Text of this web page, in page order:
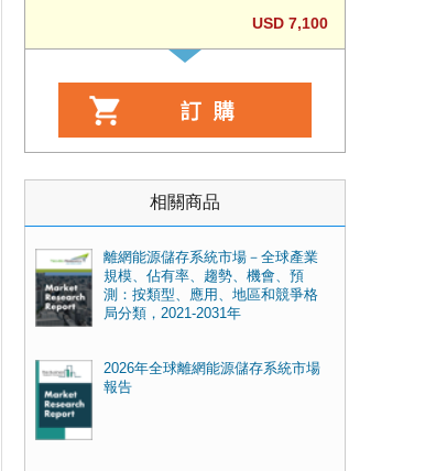
USD 7,100
相關商品
離網能源儲存系統市場－全球產業
規模、佔有率、趨勢、機會、預
測：按類型、應用、地區和競爭格
局分類，2021-2031年
2026年全球離網能源儲存系統市場
報告